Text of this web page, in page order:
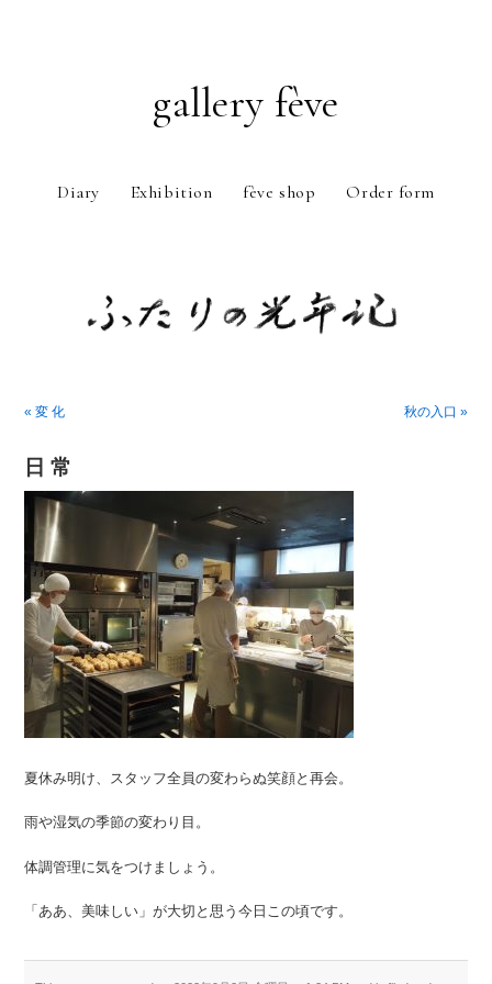
gallery fève
Diary Exhibition fève shop Order form
« 変 化
秋の入口 »
日 常
夏休み明け、スタッフ全員の変わらぬ笑顔と再会。
雨や湿気の季節の変わり目。
体調管理に気をつけましょう。
「ああ、美味しい」が大切と思う今日この頃です。